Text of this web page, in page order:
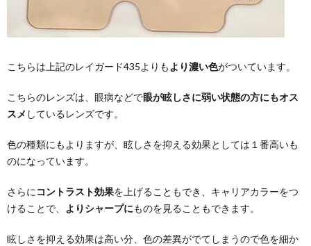
こちらは上記のレイガード435よりも より濃い色がついています。
こちらのレンズは、眼病などで眼が眩しさに弱い状態の方にもオス
スメ しているレンズです。
色の種類にもよりますが、眩しさを抑える効果としては１番高いも
のになっています。
さらに コントラスト効果を上げることもでき、キャリアカラーをつ
けることで、
よりシャープにものを見ることもできます。
眩しさを抑える効果は高い分、色の差異がでてしまうので色を細か